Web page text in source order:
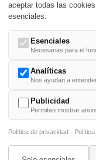
Nacimientos y
DD/MM /
-U- V- W- X - -
© 1999-2014. Todos los
aceptar todas las
esenciales.
Esenciales
Necesarias para el
Analíticas
Nos ayudan a
Publicidad
Permiten mostrar
Política de privacidad ·